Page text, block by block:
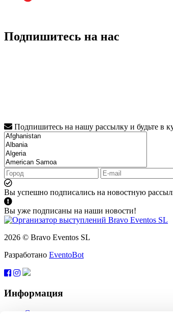
Подпишитесь на нас
Подпишитесь на нашу рассылку и будьте в
Вы успешно подписались на новостную
Вы уже подписаны на наши новости!
2026 © Bravo Eventos SL
Разработано EventoBot
Информация
Справка